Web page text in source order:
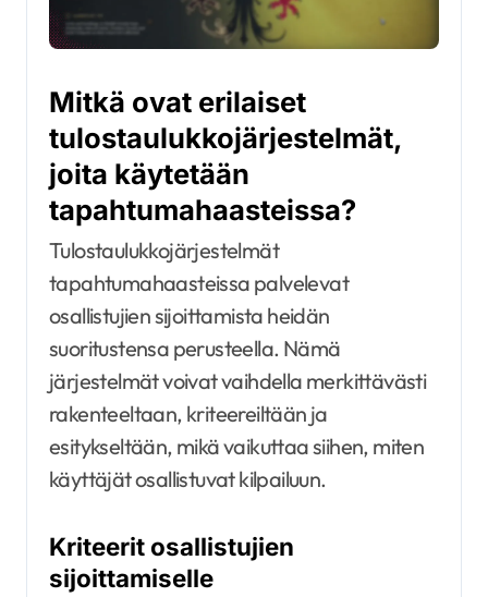
Mitkä ovat erilaiset
tulostaulukkojärjestelmät,
joita käytetään
tapahtumahaasteissa?
Tulostaulukkojärjestelmät
tapahtumahaasteissa palvelevat
osallistujien sijoittamista heidän
suoritustensa perusteella. Nämä
järjestelmät voivat vaihdella merkittävästi
rakenteeltaan, kriteereiltään ja
esitykseltään, mikä vaikuttaa siihen, miten
käyttäjät osallistuvat kilpailuun.
Kriteerit osallistujien
sijoittamiselle